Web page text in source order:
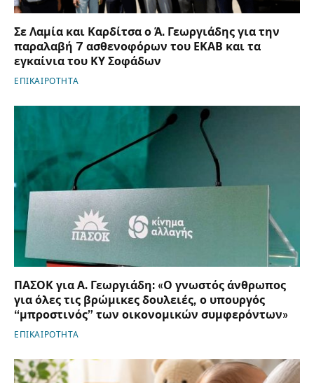
Σε Λαμία και Καρδίτσα ο Ά. Γεωργιάδης για την
παραλαβή 7 ασθενοφόρων του ΕΚΑΒ και τα
εγκαίνια του ΚΥ Σοφάδων
ΕΠΙΚΑΙΡΟΤΗΤΑ
ΠΑΣΟΚ για Α. Γεωργιάδη: «Ο γνωστός άνθρωπος
για όλες τις βρώμικες δουλειές, ο υπουργός
“μπροστινός” των οικονομικών συμφερόντων»
ΕΠΙΚΑΙΡΟΤΗΤΑ